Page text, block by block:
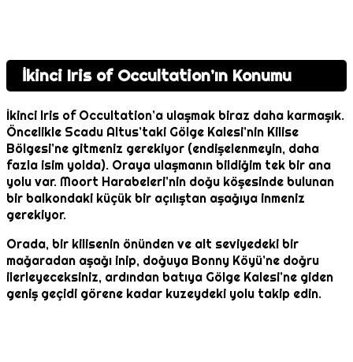
İkinci Iris of Occultation’ın Konumu
İkinci Iris of Occultation’a ulaşmak biraz daha karmaşık.
Öncelikle Scadu Altus’taki Gölge Kalesi’nin Kilise
Bölgesi’ne gitmeniz gerekiyor (endişelenmeyin, daha
fazla isim yolda). Oraya ulaşmanın bildiğim tek bir ana
yolu var. Moort Harabeleri’nin doğu köşesinde bulunan
bir balkondaki küçük bir açılıştan aşağıya inmeniz
gerekiyor.
Orada, bir kilisenin önünden ve alt seviyedeki bir
mağaradan aşağı inip, doğuya Bonny Köyü’ne doğru
ilerleyeceksiniz, ardından batıya Gölge Kalesi’ne giden
geniş geçidi görene kadar kuzeydeki yolu takip edin.